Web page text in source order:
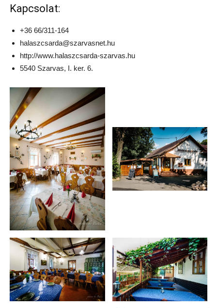
Kapcsolat:
+36 66/311-164
halaszcsarda@szarvasnet.hu
http://www.halaszcsarda-szarvas.hu
5540 Szarvas, I. ker. 6.